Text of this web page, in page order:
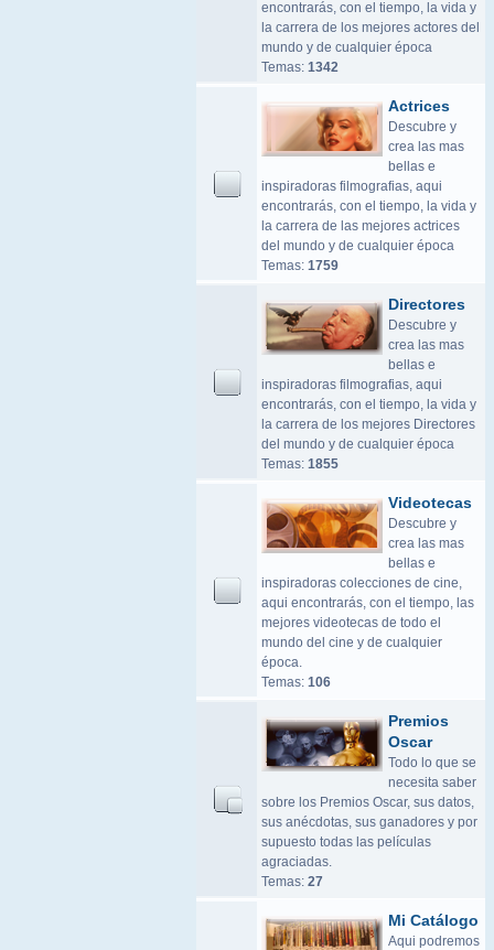
encontrarás, con el tiempo, la vida y
la carrera de los mejores actores del
mundo y de cualquier época
Temas: 1342
Actrices
Descubre y
crea las mas
bellas e
inspiradoras filmografias, aqui
encontrarás, con el tiempo, la vida y
la carrera de las mejores actrices
del mundo y de cualquier época
Temas: 1759
Directores
Descubre y
crea las mas
bellas e
inspiradoras filmografias, aqui
encontrarás, con el tiempo, la vida y
la carrera de los mejores Directores
del mundo y de cualquier época
Temas: 1855
Videotecas
Descubre y
crea las mas
bellas e
inspiradoras colecciones de cine,
aqui encontrarás, con el tiempo, las
mejores videotecas de todo el
mundo del cine y de cualquier
época.
Temas: 106
Premios
Oscar
Todo lo que se
necesita saber
sobre los Premios Oscar, sus datos,
sus anécdotas, sus ganadores y por
supuesto todas las películas
agraciadas.
Temas: 27
Mi Catálogo
Aqui podremos